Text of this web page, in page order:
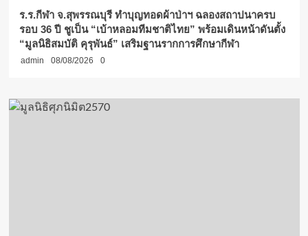
ร.ร.กีฬา จ.สุพรรณบุรี ทำบุญทอดผ้าป่าฯ ฉลองสถาปนาครบ
รอบ 36 ปี ชูเป็น “เบ้าหลอมทีมชาติไทย” พร้อมเดินหน้าดันตั้ง
“มูลนิธิสมบัติ คุรุพันธ์” เสริมฐานรากการศึกษากีฬา
admin 08/08/2026 0